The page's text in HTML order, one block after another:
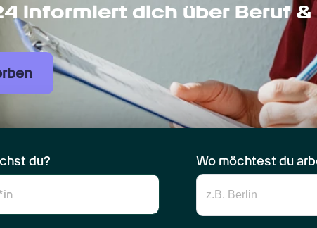
informiert dich über Beruf
du? Wo möchtest du